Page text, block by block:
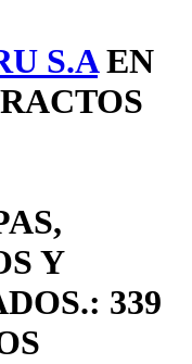
S.AEN
Y
339